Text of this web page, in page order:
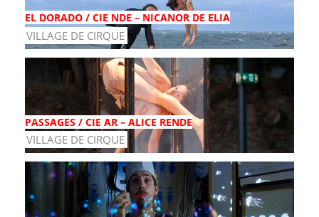
EL DORADO / CIE NDE – NICANOR DE ELIA
VILLAGE DE CIRQUE
PASSAGES / CIE AR – ALICE RENDE
VILLAGE DE CIRQUE